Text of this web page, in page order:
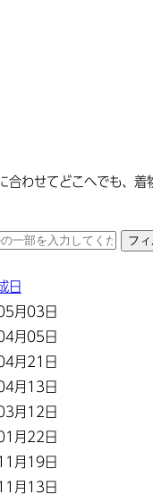
合わせてどこへでも、
フ
日
月03日
月05日
月21日
月13日
月12日
月22日
月19日
月13日